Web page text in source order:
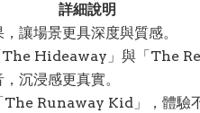
詳細說明
讓場景更具深度與質感。
Hideaway」與「The
沉浸感更真實。
Runaway Kid」，體驗